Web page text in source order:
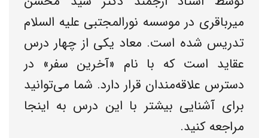
میرباقری در موسسه نورالمجتبی علیه السلام
تدریس شده است. معاد یکی از چهار درس
عقاید است که با نام «آخرین سفر» در
دسترس علاقه‌مندان قرار دارد. شما می‌توانید
برای آشنایی بیشتر با این درس به اینجا
مراجعه کنید.